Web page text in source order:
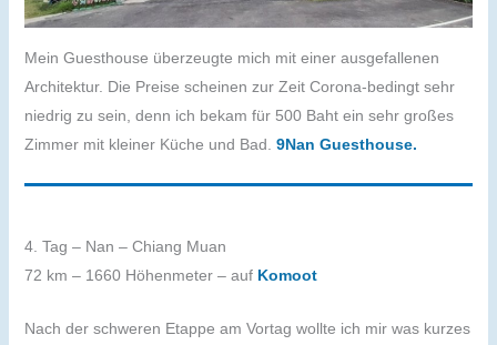
Mein Guesthouse überzeugte mich mit einer ausgefallenen
Architektur. Die Preise scheinen zur Zeit Corona-bedingt sehr
niedrig zu sein, denn ich bekam für 500 Baht ein sehr großes
Zimmer mit kleiner Küche und Bad. 9Nan Guesthouse.
4. Tag – Nan – Chiang Muan
72 km – 1660 Höhenmeter – auf Komoot
Nach der schweren Etappe am Vortag wollte ich mir was kurzes